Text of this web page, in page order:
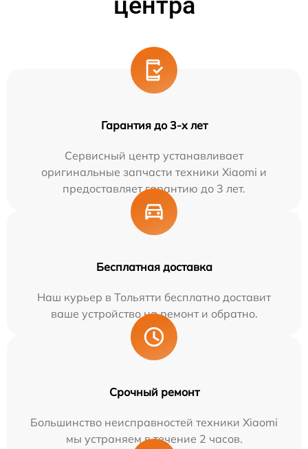
Гарантия до 3-х лет
Сервисный центр устанавливает
оригинальные запчасти техники Xiaomi и
предоставляет гарантию до 3 лет.
Бесплатная доставка
Наш курьер в Тольятти бесплатно доставит
ваше устройство на ремонт и обратно.
Срочный ремонт
Большинство неисправностей техники Xiaomi
мы устраняем в течение 2 часов.